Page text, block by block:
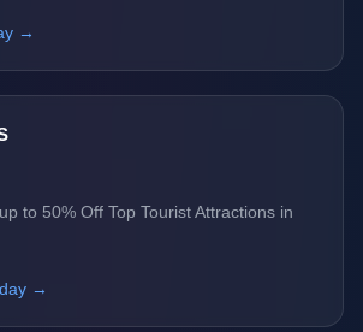
→
to 50% Off Top Tourist Attractions in
→